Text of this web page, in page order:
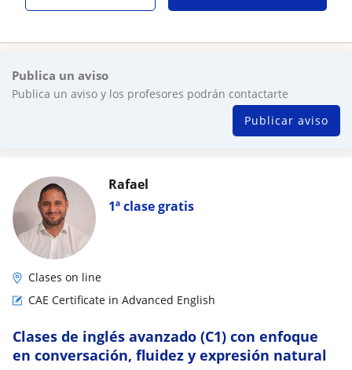
Publica un aviso
Publica un aviso y los profesores podrán contactarte
Publicar aviso
1ª clase gratis
Rafael
Clases on line
CAE Certificate in Advanced English
Clases de inglés avanzado (C1) con enfoque
en conversación, fluidez y expresión natural